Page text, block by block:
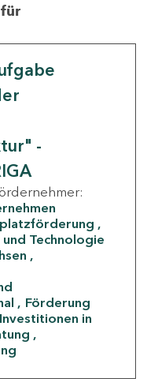
-
Technologie
Förderung
Investitionen in